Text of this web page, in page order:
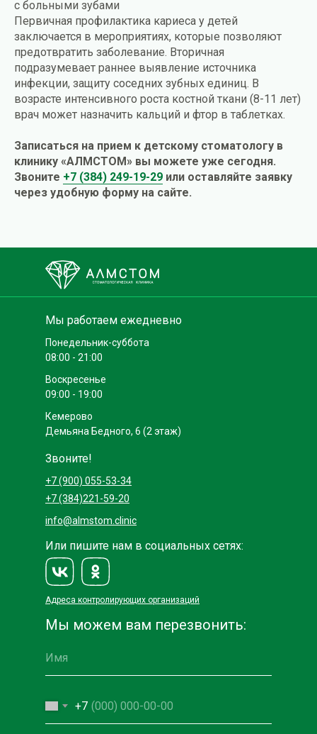
с больными зубами
Первичная профилактика кариеса у детей
заключается в мероприятиях, которые позволяют
предотвратить заболевание. Вторичная
подразумевает раннее выявление источника
инфекции, защиту соседних зубных единиц. В
возрасте интенсивного роста костной ткани (8-11 лет)
врач может назначить кальций и фтор в таблетках.
Записаться на прием к детскому стоматологу в
клинику «АЛМСТОМ» вы можете уже сегодня.
Звоните +7 (384) 249-19-29 или оставляйте заявку
через удобную форму на сайте.
Понедельник-суббота
08:00 - 21:00
Мы можем вам перезвонить:
Мы работаем ежедневно
Звоните!
+7 (900) 055-53-34
Воскресенье
09:00 - 19:00
Кемерово
Демьяна Бедного, 6 (2 этаж)
info@almstom.clinic
Или пишите нам в социальных сетях:
Адреса контролирующих организаций
+7
+7 (384)221-59-20